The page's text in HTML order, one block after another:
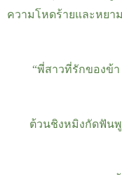
ความโหดร้ายและหยา
“พี่สาวที่รักของข้
ต้วนชิงหมิงกัดฟันพู